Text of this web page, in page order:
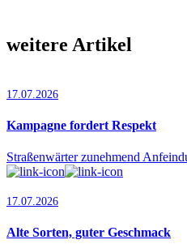
weitere Artikel
17.07.2026
Kampagne fordert Respekt
Straßenwärter zunehmend
17.07.2026
Alte Sorten, guter Geschmack